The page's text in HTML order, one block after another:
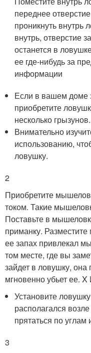
переднее
проникнуть внутрь
внутрь, отверстие
останется в
ее где-нибудь за
информации
Если в вашем доме
приобретите
несколько грызунов.
Внимательно
использованию,
ловушку.
2
Приобретите
током. Такие
Поставьте в
приманку.
ее запах привлекал
том месте, где вы
зайдет в ловушку, она
мгновенно убьет ее. X
Установите
располагался
прятаться по углам
3